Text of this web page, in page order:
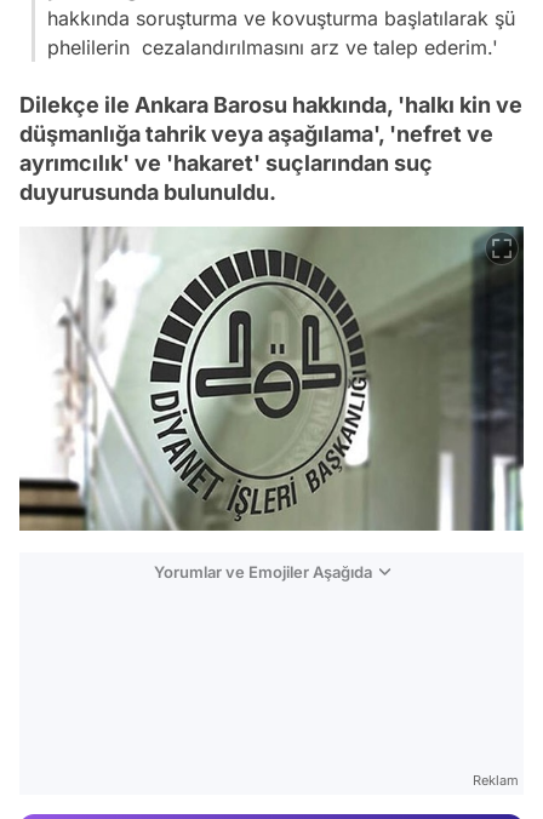
hakkında soruşturma ve kovuşturma başlatılarak şü
phelilerin cezalandırılmasını arz ve talep ederim.'
Dilekçe ile Ankara Barosu hakkında, 'halkı kin ve
düşmanlığa tahrik veya aşağılama', 'nefret ve
ayrımcılık' ve 'hakaret' suçlarından suç
duyurusunda bulunuldu.
Yorumlar ve Emojiler Aşağıda
Reklam